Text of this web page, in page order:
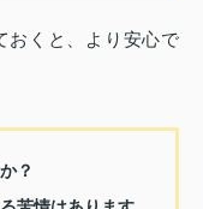
おくと、より安心で
？